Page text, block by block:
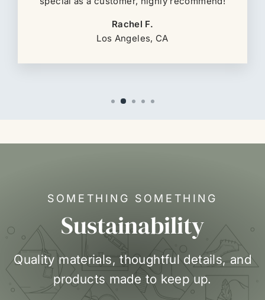
Rachel F.
Los Angeles, CA
SOMETHING SOMETHING
Sustainability
Quality materials, thoughtful details, and
products made to keep up.